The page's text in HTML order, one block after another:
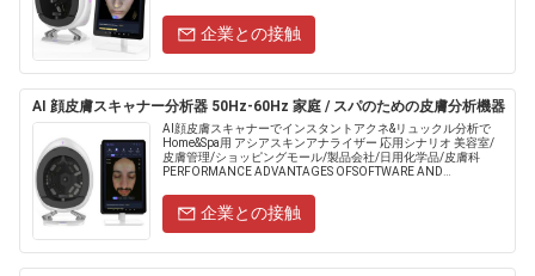
企業との接触
AI 顔皮膚スキャナー分析器 50Hz-60Hz 家庭 / スパのための皮膚分析機器
AI顔皮膚スキャナーでインスタントアクネ&リュックル分析で
Home&Spa用 アシアスキンアナライザー 応用シナリオ 美容室/
皮膚管理/ショッピングモール/製品会社/日用化学品/皮膚科
PERFORMANCE ADVANTAGES OFSOFTWARE AND
企業との接触